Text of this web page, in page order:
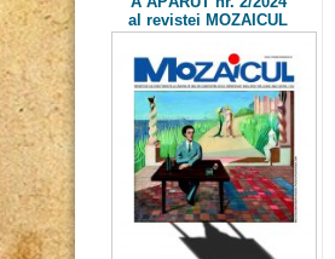
al revistei MOZAICUL